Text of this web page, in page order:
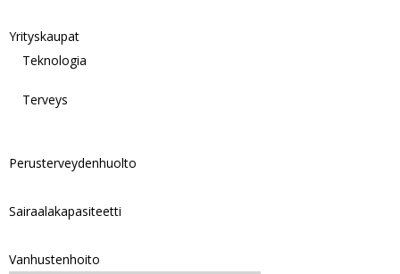
Yrityskaupat
Teknologia
Terveys
Perusterveydenhuolto
Sairaalakapasiteetti
Vanhustenhoito